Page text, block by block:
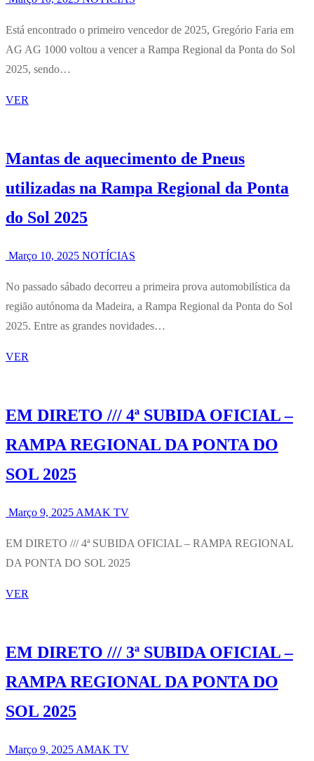
Está encontrado o primeiro vencedor de 2025, Gregório Faria em
AG AG 1000 voltou a vencer a Rampa Regional da Ponta do Sol
2025, sendo…
VER
Mantas de aquecimento de Pneus
utilizadas na Rampa Regional da Ponta
do Sol 2025
Março 10, 2025 NOTÍCIAS
No passado sábado decorreu a primeira prova automobilística da
região autónoma da Madeira, a Rampa Regional da Ponta do Sol
2025. Entre as grandes novidades…
VER
EM DIRETO /// 4ª SUBIDA OFICIAL –
RAMPA REGIONAL DA PONTA DO
SOL 2025
Março 9, 2025 AMAK TV
EM DIRETO /// 4ª SUBIDA OFICIAL – RAMPA REGIONAL
DA PONTA DO SOL 2025
VER
EM DIRETO /// 3ª SUBIDA OFICIAL –
RAMPA REGIONAL DA PONTA DO
SOL 2025
Março 9, 2025 AMAK TV